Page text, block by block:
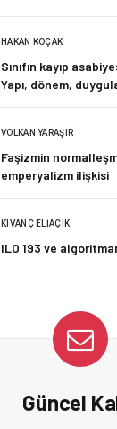
HAKAN KOÇAK
Sınıfın kayıp
Yapı, dönem,
VOLKAN YARAŞIR
Faşizmin
emperyalizm ilişkisi
KIVANÇ ELIAÇIK
ILO 193 ve
Güncel